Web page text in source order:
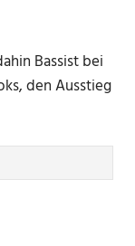
Bassist bei
den Ausstieg